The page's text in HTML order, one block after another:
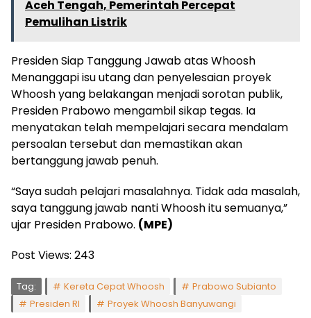
Aceh Tengah, Pemerintah Percepat
Pemulihan Listrik
Presiden Siap Tanggung Jawab atas Whoosh
Menanggapi isu utang dan penyelesaian proyek
Whoosh yang belakangan menjadi sorotan publik,
Presiden Prabowo mengambil sikap tegas. Ia
menyatakan telah mempelajari secara mendalam
persoalan tersebut dan memastikan akan
bertanggung jawab penuh.
“Saya sudah pelajari masalahnya. Tidak ada masalah,
saya tanggung jawab nanti Whoosh itu semuanya,”
ujar Presiden Prabowo. (MPE)
Post Views: 243
Tag: Kereta Cepat Whoosh
Prabowo Subianto
Presiden RI
Proyek Whoosh Banyuwangi